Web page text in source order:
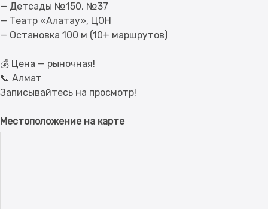
— Детсады №150, №37
— Театр «Алатау», ЦОН
— Остановка 100 м (10+ маршрутов)
💰 Цена — рыночная!
📞 Алмат
Местоположение на карте